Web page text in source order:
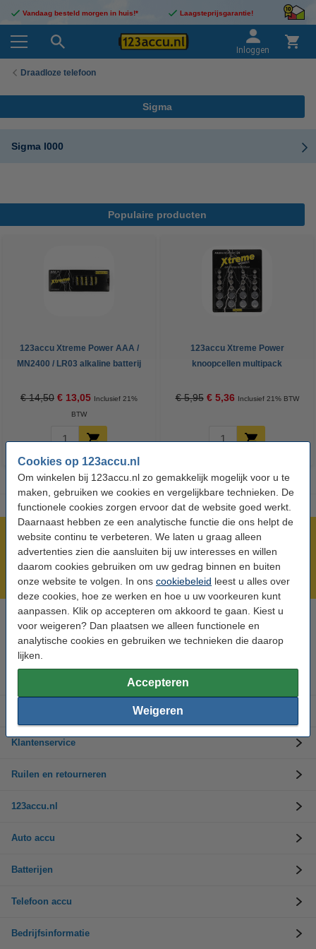
Cookies op 123accu.nl
Om winkelen bij 123accu.nl zo gemakkelijk mogelijk voor u te
maken, gebruiken we cookies en vergelijkbare technieken. De
functionele cookies zorgen ervoor dat de website goed werkt.
Daarnaast hebben ze een analytische functie die ons helpt de
website continu te verbeteren. We laten u graag alleen
advertenties zien die aansluiten bij uw interesses en willen
daarom cookies gebruiken om uw gedrag binnen en buiten
onze website te volgen. In ons cookiebeleid leest u alles over
deze cookies, hoe ze werken en hoe u uw voorkeuren kunt
aanpassen. Klik op accepteren om akkoord te gaan. Kiest u
voor weigeren? Dan plaatsen we alleen functionele en
analytische cookies en gebruiken we technieken die daarop
lijken.
Accepteren
Weigeren
Vandaag besteld morgen in huis!* Laagsteprijsgarantie!
Inloggen
Draadloze telefoon
Sigma
Sigma l000
Populaire producten
123accu Xtreme Power AAA /
MN2400 / LR03 alkaline batterij
€ 14,50 € 13,05 Inclusief 21%
BTW
123accu Xtreme Power
knoopcellen multipack
€ 5,95 € 5,36 Inclusief 21% BTW
Meer dan 5 miljoen klanten!
Voor 23.59 uur besteld, morgen in huis!
Laagsteprijsgarantie!
Hulp nodig? Bel ons op 0294-787125
Op werkdagen van 9.00 tot 17.30 uur
Klantenservice
Ruilen en retourneren
123accu.nl
Auto accu
Batterijen
Telefoon accu
Bedrijfsinformatie